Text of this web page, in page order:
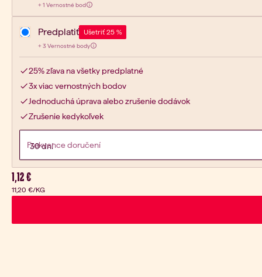
Získaj:
+11 Vernostné bod
Predplatiť Ušetriť 25 %
Získaj:
+3
3 Vernostné body
25% zľava na všetky predplatné
3x viac vernostných bodov
Jednoduchá úprava alebo zrušenie dodávok
Zrušenie kedykoľvek
Frekvence doručení
Aktuálna cena:
1,12 €
11,20 €/KG